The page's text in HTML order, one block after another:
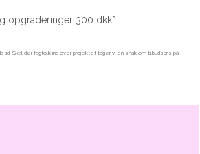
opgraderinger 300 dkk*.
Skal der fagfolk ind over projektet tager vi en snak om tilbudspris på